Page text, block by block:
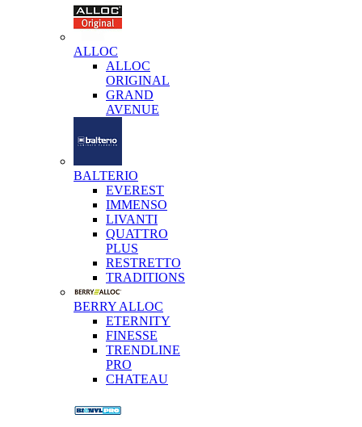
ALLOC
ALLOC
ORIGINAL
GRAND
AVENUE
BALTERIO
EVEREST
IMMENSO
LIVANTI
QUATTRO
PLUS
RESTRETTO
TRADITIONS
BERRY ALLOC
ETERNITY
FINESSE
TRENDLINE
PRO
CHATEAU